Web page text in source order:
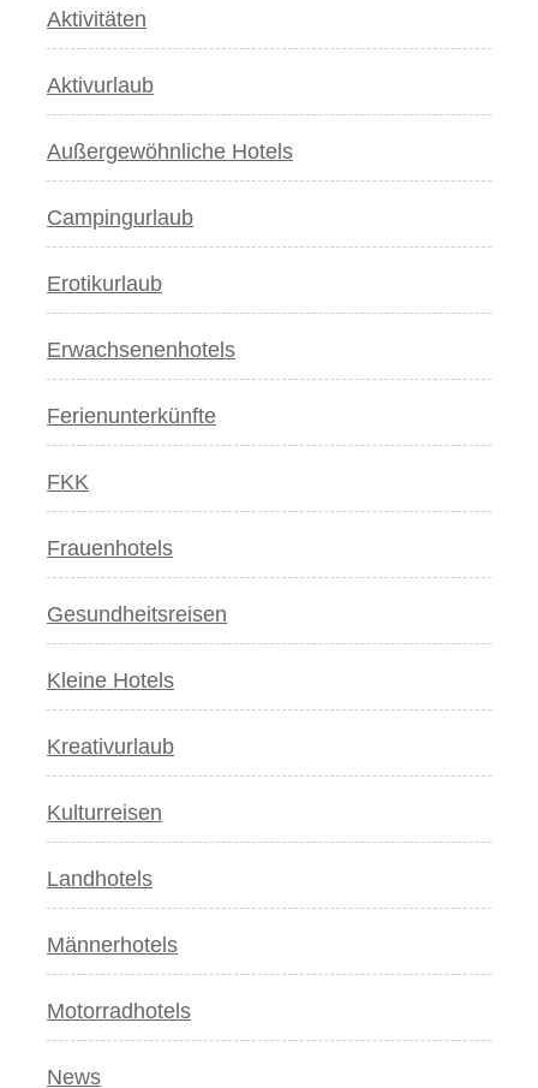
Aktivitäten
Aktivurlaub
Außergewöhnliche Hotels
Campingurlaub
Erotikurlaub
Erwachsenenhotels
Ferienunterkünfte
FKK
Frauenhotels
Gesundheitsreisen
Kleine Hotels
Kreativurlaub
Kulturreisen
Landhotels
Männerhotels
Motorradhotels
News